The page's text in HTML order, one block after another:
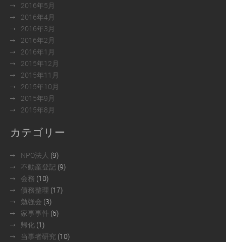
2016年5月
2016年4月
2016年3月
2016年2月
2016年1月
2015年12月
2015年11月
2015年10月
2015年9月
2015年8月
カテゴリー
NPO法人 (9)
不動産登記 (9)
会務 (10)
債務整理 (17)
勉強会 (3)
家事事件 (6)
帰化 (1)
当事者研究 (10)